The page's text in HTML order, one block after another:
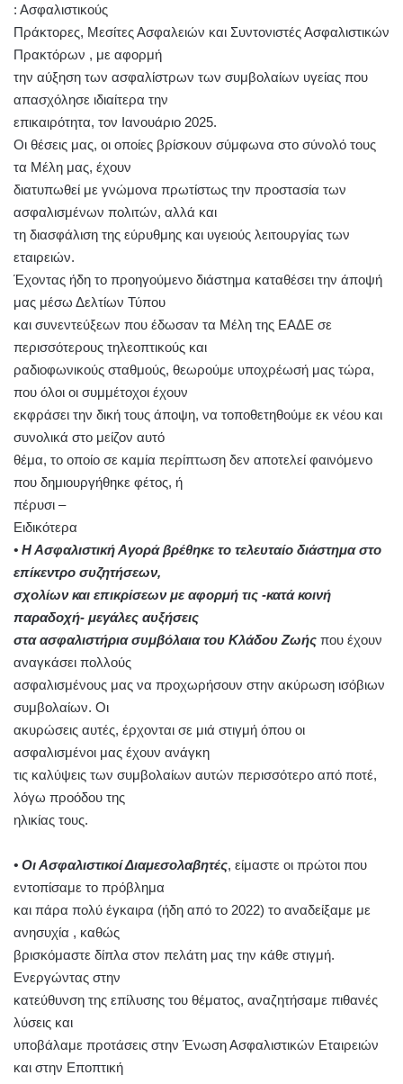
: Ασφαλιστικούς
Πράκτορες, Μεσίτες Ασφαλειών και Συντονιστές Ασφαλιστικών
Πρακτόρων , με αφορμή
την αύξηση των ασφαλίστρων των συμβολαίων υγείας που
απασχόλησε ιδιαίτερα την
επικαιρότητα, τον Ιανουάριο 2025.
Οι θέσεις μας, οι οποίες βρίσκουν σύμφωνα στο σύνολό τους
τα Μέλη μας, έχουν
διατυπωθεί με γνώμονα πρωτίστως την προστασία των
ασφαλισμένων πολιτών, αλλά και
τη διασφάλιση της εύρυθμης και υγειούς λειτουργίας των
εταιρειών.
Έχοντας ήδη το προηγούμενο διάστημα καταθέσει την άποψή
μας μέσω Δελτίων Τύπου
και συνεντεύξεων που έδωσαν τα Μέλη της ΕΑΔΕ σε
περισσότερους τηλεοπτικούς και
ραδιοφωνικούς σταθμούς, θεωρούμε υποχρέωσή μας τώρα,
που όλοι οι συμμέτοχοι έχουν
εκφράσει την δική τους άποψη, να τοποθετηθούμε εκ νέου και
συνολικά στο μείζον αυτό
θέμα, το οποίο σε καμία περίπτωση δεν αποτελεί φαινόμενο
που δημιουργήθηκε φέτος, ή
πέρυσι –
Ειδικότερα
• Η Ασφαλιστική Αγορά βρέθηκε το τελευταίο διάστημα στο
επίκεντρο συζητήσεων,
σχολίων και επικρίσεων με αφορμή τις -κατά κοινή
παραδοχή- μεγάλες αυξήσεις
στα ασφαλιστήρια συμβόλαια του Κλάδου Ζωής που έχουν
αναγκάσει πολλούς
ασφαλισμένους μας να προχωρήσουν στην ακύρωση ισόβιων
συμβολαίων. Οι
ακυρώσεις αυτές, έρχονται σε μιά στιγμή όπου οι
ασφαλισμένοι μας έχουν ανάγκη
τις καλύψεις των συμβολαίων αυτών περισσότερο από ποτέ,
λόγω προόδου της
ηλικίας τους.
• Οι Ασφαλιστικοί Διαμεσολαβητές, είμαστε οι πρώτοι που
εντοπίσαμε το πρόβλημα
και πάρα πολύ έγκαιρα (ήδη από το 2022) το αναδείξαμε με
ανησυχία , καθώς
βρισκόμαστε δίπλα στον πελάτη μας την κάθε στιγμή.
Ενεργώντας στην
κατεύθυνση της επίλυσης του θέματος, αναζητήσαμε πιθανές
λύσεις και
υποβάλαμε προτάσεις στην Ένωση Ασφαλιστικών Εταιρειών
και στην Εποπτική